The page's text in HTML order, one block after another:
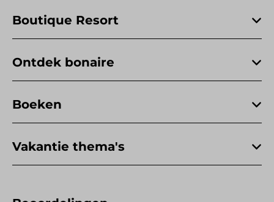
Boutique Resort
Ontdek bonaire
Boeken
Vakantie thema's